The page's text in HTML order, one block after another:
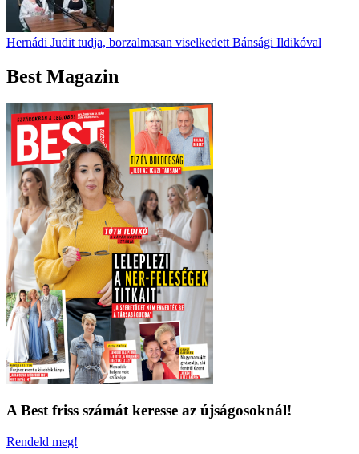
Hernádi Judit tudja, borzalmasan viselkedett Bánsági Ildikóval
Best Magazin
A Best friss számát keresse az újságosoknál!
Rendeld meg!